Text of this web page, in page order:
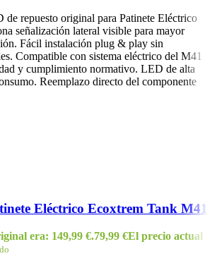
repuesto original para Patinete Eléctrico
señalización lateral visible para mayor
Fácil instalación plug & play sin
Compatible con sistema eléctrico del M41
y cumplimiento normativo. LED de alta
Reemplazo directo del componente
Eléctrico Ecoxtrem Tank M41
era: 149,99 €.79,99 €El precio actual